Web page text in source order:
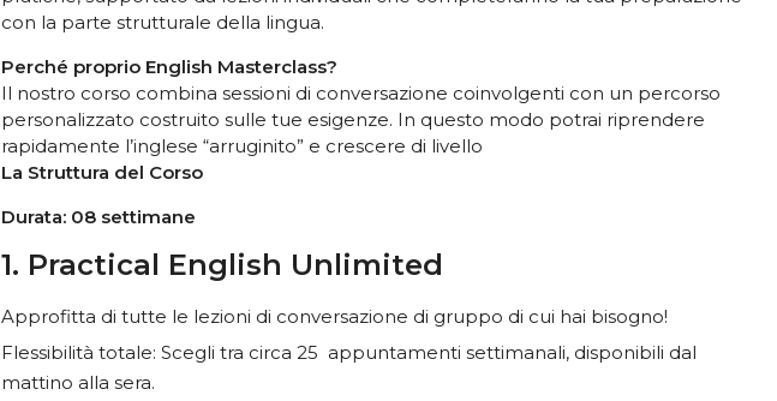
con la parte strutturale della lingua.
Perché proprio English Masterclass?
Il nostro corso combina sessioni di conversazione coinvolgenti con un percorso
personalizzato costruito sulle tue esigenze. In questo modo potrai riprendere
rapidamente l’inglese “arruginito” e crescere di livello
La Struttura del Corso
Durata: 08 settimane
1. Practical English Unlimited
Approfitta di tutte le lezioni di conversazione di gruppo di cui hai bisogno!
Flessibilità totale: Scegli tra circa 25 appuntamenti settimanali, disponibili dal
mattino alla sera.